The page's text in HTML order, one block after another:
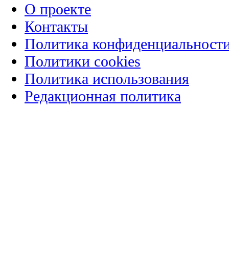
О проекте
Контакты
Политика
Политики cookies
Политика использования
Редакционная политика